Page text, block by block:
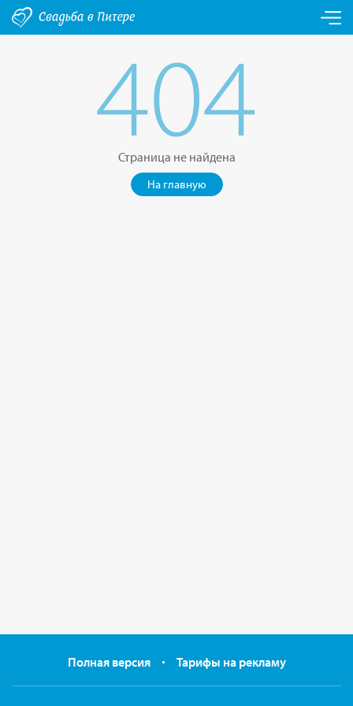
404
Страница не найдена
На главную
Полная версия Тарифы на рекламу